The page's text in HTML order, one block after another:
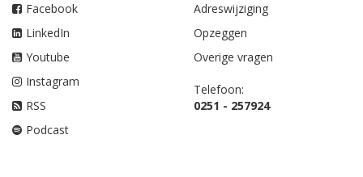
Facebook
LinkedIn
Youtube
Instagram
RSS
Podcast
Adreswijziging
Opzeggen
Overige vragen
Telefoon:
0251 - 257924